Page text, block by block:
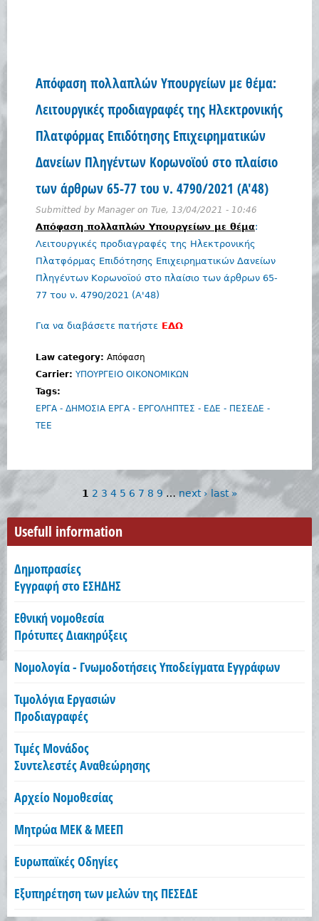
Απόφαση πολλαπλών Υπουργείων με θέμα:
Λειτουργικές προδιαγραφές της Ηλεκτρονικής
Πλατφόρμας Επιδότησης Επιχειρηματικών
Δανείων Πληγέντων Κορωνοϊού στο πλαίσιο
των άρθρων 65-77 του ν. 4790/2021 (Α'48)
Submitted by Manageron Tue, 13/04/2021 - 10:46
Απόφαση πολλαπλών Υπουργείων με θέμα:
Λειτουργικές προδιαγραφές της Ηλεκτρονικής
Πλατφόρμας Επιδότησης Επιχειρηματικών Δανείων
Πληγέντων Κορωνοϊού στο πλαίσιο των άρθρων 65-
77 του ν. 4790/2021 (Α'48)
Για να διαβάσετε πατήστε ΕΔΩ
Law category: Απόφαση
Carrier: ΥΠΟΥΡΓΕΙΟ ΟΙΚΟΝΟΜΙΚΩΝ
Tags:
ΕΡΓΑ - ΔΗΜΟΣΙΑ ΕΡΓΑ - ΕΡΓΟΛΗΠΤΕΣ - ΕΔΕ - ΠΕΣΕΔΕ -
ΤΕΕ
P
a
g
1 2 3 4 5 6 7 8 9 … next › last »
Usefull information
Δημοπρασίες
Εγγραφή στο ΕΣΗΔΗΣ
Εθνική νομοθεσία
Πρότυπες Διακηρύξεις
Νομολογία - Γνωμοδοτήσεις Υποδείγματα Εγγράφων
Τιμολόγια Εργασιών
Προδιαγραφές
Τιμές Μονάδος
Συντελεστές Αναθεώρησης
Αρχείο Νομοθεσίας
Μητρώα ΜΕΚ & ΜΕΕΠ
Ευρωπαϊκές Οδηγίες
Εξυπηρέτηση των μελών της ΠΕΣΕΔΕ